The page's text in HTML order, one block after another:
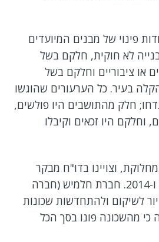
פינוי של מבנים המיועדים
לא חוקית, חלקם בשל
או ציבוריים וחלקם בשל
בעיר. כל הערעורים שהוגשו
חלק מהתושבים היו פולשים,
וחלקם היו זכאים וקיבלו
וצויינו בדו"ח מבקר
המדינה בשנים 2009 ו-2014. חברת חלמיש (חברה
לשיקום ולהתחדשות שכונות
כי מהשכונה פונו בסך הכל